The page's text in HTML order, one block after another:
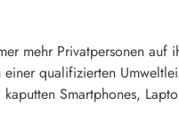
mehr Privatpersonen auf
qualifizierten
Smartphones,